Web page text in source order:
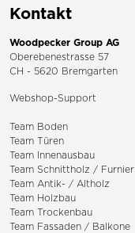
Kontakt
Woodpecker Group AG
Oberebenestrasse 57
CH - 5620 Bremgarten
Webshop-Support
Team Boden
Team Türen
Team Innenausbau
Team Schnittholz / Furnier
Team Antik- / Altholz
Team Holzbau
Team Trockenbau
Team Fassaden / Balkone